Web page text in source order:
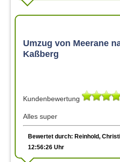
Umzug von Meerane
Kaßberg
Kundenbewertung
Alles super
Bewertet durch: Reinhold,
12:56:26 Uhr